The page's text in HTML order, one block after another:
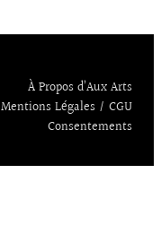
À Propos d’Aux Arts
Mentions Légales / CGU
Consentements